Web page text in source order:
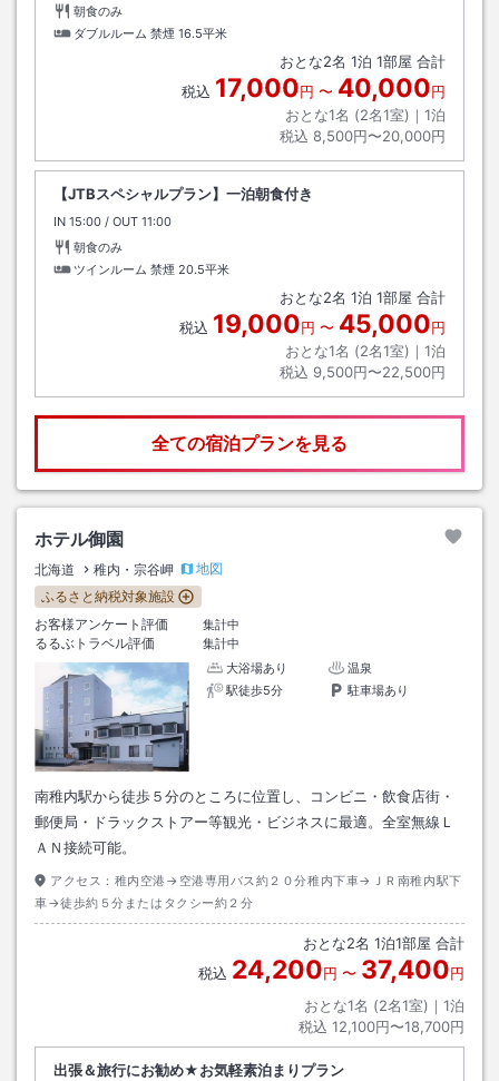
朝食のみ
ダブルルーム 禁煙 16.5平米
おとな2名 1泊 1部屋 合計
税込 17,000円 〜 40,000円
おとな1名 (2名1室)｜ 1泊
税込 8,500円〜20,000円
【JTBスペシャルプラン】一泊朝食付き
IN チェックイン
15:00 / OUT チェックアウト
11:00
朝食のみ
ツインルーム 禁煙 20.5平米
おとな2名 1泊 1部屋 合計
税込 19,000円 〜 45,000円
おとな1名 (2名1室)｜ 1泊
税込 9,500円〜22,500円
全ての宿泊プランを見る
ホテル御園
北海道 稚内・宗谷岬
地図
ふるさと納税対象施設
お客様アンケート評価
集計中
るるぶトラベル評価
集計中
大浴場あり
温泉
駅徒歩5分
駐車場あり
南稚内駅から徒歩５分のところに位置し、コンビニ・飲食店街・
郵便局・ドラックストアー等観光・ビジネスに最適。全室無線Ｌ
ＡＮ接続可能。
アクセス： 稚内空港→空港専用バス約２０分稚内下車→ＪＲ南稚内駅下
車→徒歩約５分またはタクシー約２分
おとな2名 1泊1部屋 合計
税込 24,200円 〜 37,400円
おとな1名 (2名1室)｜ 1泊
税込 12,100円〜18,700円
出張＆旅行にお勧め★お気軽素泊まりプラン